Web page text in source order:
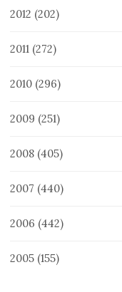
2012 (202)
2011 (272)
2010 (296)
2009 (251)
2008 (405)
2007 (440)
2006 (442)
2005 (155)